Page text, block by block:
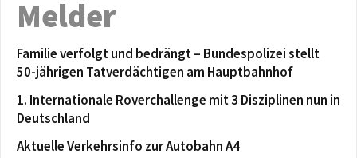
Melder
Familie verfolgt und bedrängt – Bundespolizei stellt
50-jährigen Tatverdächtigen am Hauptbahnhof
1. Internationale Roverchallenge mit 3 Disziplinen nun in
Deutschland
Aktuelle Verkehrsinfo zur Autobahn A4